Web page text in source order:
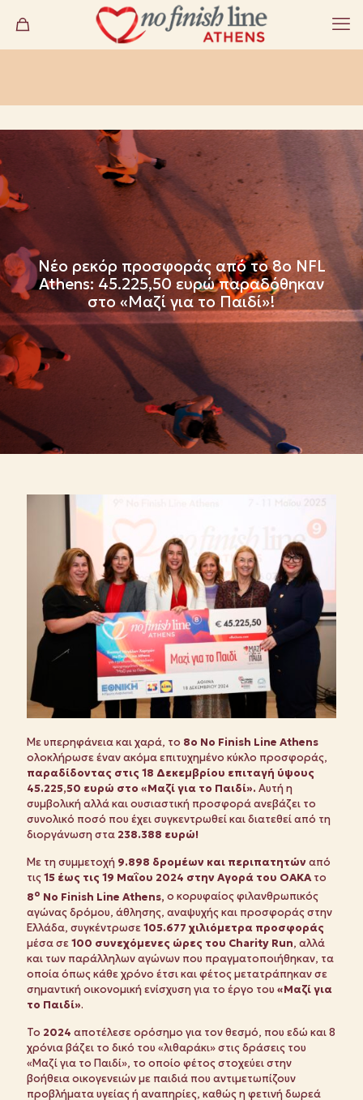
Νέο ρεκόρ προσφοράς από το 8ο NFL
Athens: 45.225,50 ευρώ παραδόθηκαν
στο «Μαζί για το Παιδί»!
Με υπερηφάνεια και χαρά, το 8ο No Finish Line Athens
ολοκλήρωσε έναν ακόμα επιτυχημένο κύκλο προσφοράς,
παραδίδοντας στις 18 Δεκεμβρίου επιταγή ύψους
45.225,50 ευρώ στο «Μαζί για το Παιδί». Αυτή η
συμβολική αλλά και ουσιαστική προσφορά ανεβάζει το
συνολικό ποσό που έχει συγκεντρωθεί και διατεθεί από τη
διοργάνωση στα 238.388 ευρώ!
Με τη συμμετοχή 9.898 δρομέων και περιπατητώναπό
τις15 έως τις 19 Μαΐου 2024 στην Αγορά του ΟΑΚΑτο
8ο No Finish Line Athens, ο κορυφαίος φιλανθρωπικός
αγώνας δρόμου, άθλησης, αναψυχής και προσφοράς στην
Ελλάδα, συγκέντρωσε105.677 χιλιόμετρα προσφοράς
μέσα σε100 συνεχόμενες ώρες του Charity Run, αλλά
και των παράλληλων αγώνων που πραγματοποιήθηκαν, τα
οποία όπως κάθε χρόνο έτσι και φέτος μετατράπηκαν σε
σημαντική οικονομική ενίσχυση για το έργο του «Μαζί για
το Παιδί».
Το 2024 αποτέλεσε ορόσημο για τον θεσμό, που εδώ και 8
χρόνια βάζει το δικό του «λιθαράκι» στις δράσεις του
«Μαζί για το Παιδί», το οποίο φέτος στοχεύει στην
βοήθεια οικογενειών με παιδιά που αντιμετωπίζουν
προβλήματα υγείας ή αναπηρίες, καθώς η φετινή δωρεά